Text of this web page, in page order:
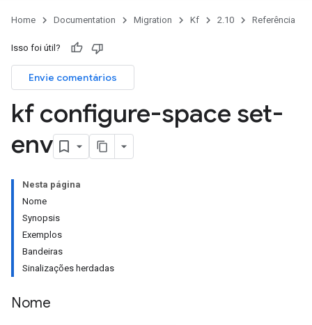
Home Documentation Migration Kf 2.10 Referência
Isso foi útil?
Envie comentários
kf configure-space set-
env
Nesta página
Nome
Synopsis
Exemplos
Bandeiras
Sinalizações herdadas
Nome